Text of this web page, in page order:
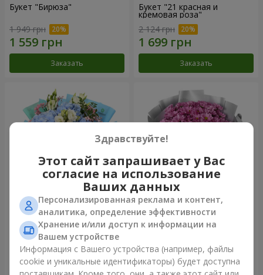
Букет "Бирюза"
1 949 грн
Заказать
Букет "21 красная и
кремовая роза"
2 124 грн
Заказать
Букет "Маленький принц"
3 427 грн
Заказать
Букет "Твои хризантемы"
Заказать
Здравствуйте!
Этот сайт запрашивает у Вас
согласие на использование
Ваших данных
Персонализированная реклама и контент,
аналитика, определение эффективности
Хранение и/или доступ к информации на
Вашем устройстве
Информация с Вашего устройства (например, файлы
cookie и уникальные идентификаторы) будет доступна